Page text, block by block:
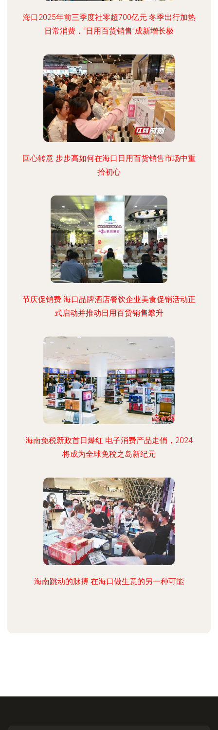
海口2025年前三季度社零超700亿元 冬季出行加热
日常消费，“日用百货销售”成新增长极
回心转意 步步高如何在海口日用百货销售市场中重
拾初心
节庆促销费 海口品牌酒店餐饮企业美食促销活动正
式启动并推动日用百货销售攀升
海南免税新政首日爆红 电子消费产品走俏，2024
将成为全球免稅之岛新纪元
海南跳动的脉搏 在海口做生意的另一种可能